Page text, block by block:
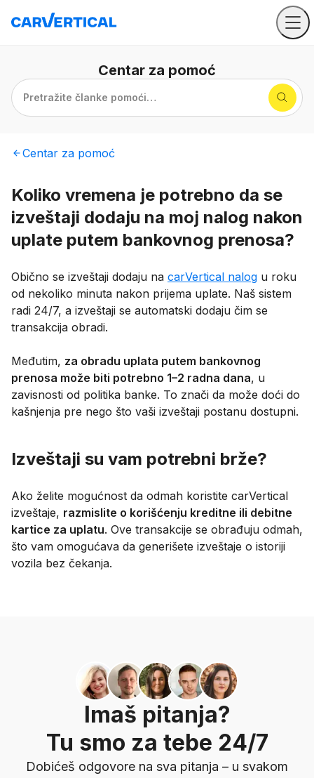
Centar za pomoć
Pretražite članke pomoći…
Centar za pomoć
Koliko vremena je potrebno da se
izveštaji dodaju na moj nalog nakon
uplate putem bankovnog prenosa?
Obično se izveštaji dodaju na carVertical nalog u roku
od nekoliko minuta nakon prijema uplate. Naš sistem
radi 24/7, a izveštaji se automatski dodaju čim se
transakcija obradi.
Međutim, za obradu uplata putem bankovnog
prenosa može biti potrebno 1–2 radna dana, u
zavisnosti od politika banke. To znači da može doći do
kašnjenja pre nego što vaši izveštaji postanu dostupni.
Izveštaji su vam potrebni brže?
Ako želite mogućnost da odmah koristite carVertical
izveštaje, razmislite o korišćenju kreditne ili debitne
kartice za uplatu. Ove transakcije se obrađuju odmah,
što vam omogućava da generišete izveštaje o istoriji
vozila bez čekanja.
Imaš pitanja?
Tu smo za tebe 24/7
Dobićeš odgovore na sva pitanja – u svakom